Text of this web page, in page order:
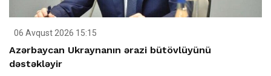
06 Avqust 2026 15:15
Azərbaycan Ukraynanın ərazi bütövlüyünü
dəstəkləyir